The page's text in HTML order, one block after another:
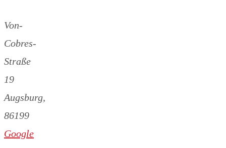
Von-
Cobres-
Straße
19
Augsburg,
86199
Google